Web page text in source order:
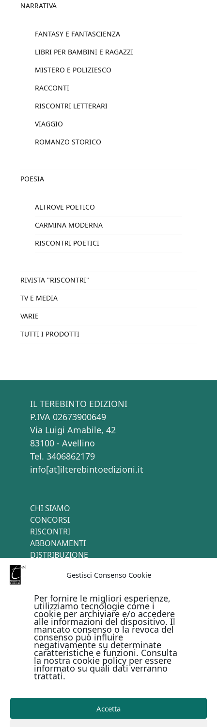
Gestisci Consenso Cookie
Per fornire le migliori esperienze,
utilizziamo tecnologie come i
cookie per archiviare e/o accedere
alle informazioni del dispositivo. Il
mancato consenso o la revoca del
consenso può influire
negativamente su determinate
caratteristiche e funzioni. Consulta
la nostra cookie policy per essere
informato su quali dati verranno
trattati.
Accetta
NARRATIVA
FANTASY E FANTASCIENZA
LIBRI PER BAMBINI E RAGAZZI
MISTERO E POLIZIESCO
RACCONTI
RISCONTRI LETTERARI
VIAGGIO
ROMANZO STORICO
POESIA
ALTROVE POETICO
CARMINA MODERNA
RISCONTRI POETICI
RIVISTA "RISCONTRI"
TV E MEDIA
VARIE
TUTTI I PRODOTTI
IL TEREBINTO EDIZIONI
P.IVA 02673900649
Via Luigi Amabile, 42
83100 - Avellino
Tel. 3406862179
info[at]ilterebintoedizioni.it
CHI SIAMO
CONCORSI
RISCONTRI
ABBONAMENTI
DISTRIBUZIONE
PAGAMENTI ONLINE CON
Metodi di pagamento